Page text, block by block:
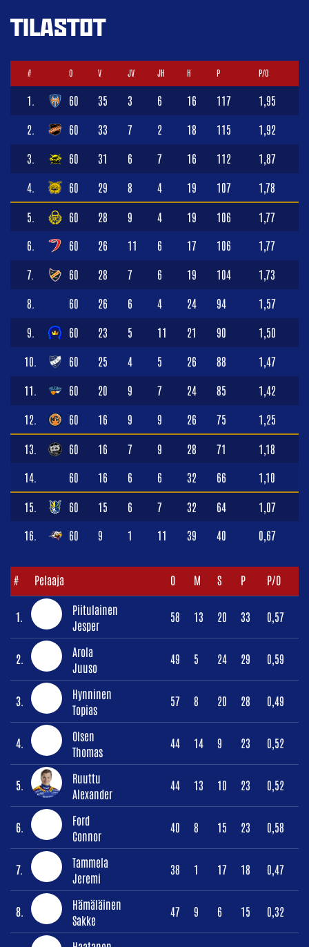
TILASTOT
# O V JV JH H P P/O
1. 60 35 3 6 16 117 1,95
2. 60 33 7 2 18 115 1,92
3. 60 31 6 7 16 112 1,87
4. 60 29 8 4 19 107 1,78
5. 60 28 9 4 19 106 1,77
6. 60 26 11 6 17 106 1,77
7. 60 28 7 6 19 104 1,73
8. 60 26 6 4 24 94 1,57
9. 60 23 5 11 21 90 1,50
10. 60 25 4 5 26 88 1,47
11. 60 20 9 7 24 85 1,42
12. 60 16 9 9 26 75 1,25
13. 60 16 7 9 28 71 1,18
14. 60 16 6 6 32 66 1,10
15. 60 15 6 7 32 64 1,07
16. 60 9 1 11 39 40 0,67
# Pelaaja O M S P P/O
1.
Piitulainen
Jesper
58 13 20 33 0,57
2.
Arola
Juuso
49 5 24 29 0,59
3.
Hynninen
Topias
57 8 20 28 0,49
4.
Olsen
Thomas
44 14 9 23 0,52
5.
Ruuttu
Alexander
44 13 10 23 0,52
6.
Ford
Connor
40 8 15 23 0,58
7.
Tammela
Jeremi
38 1 17 18 0,47
8.
Hämäläinen
Sakke
47 9 6 15 0,32